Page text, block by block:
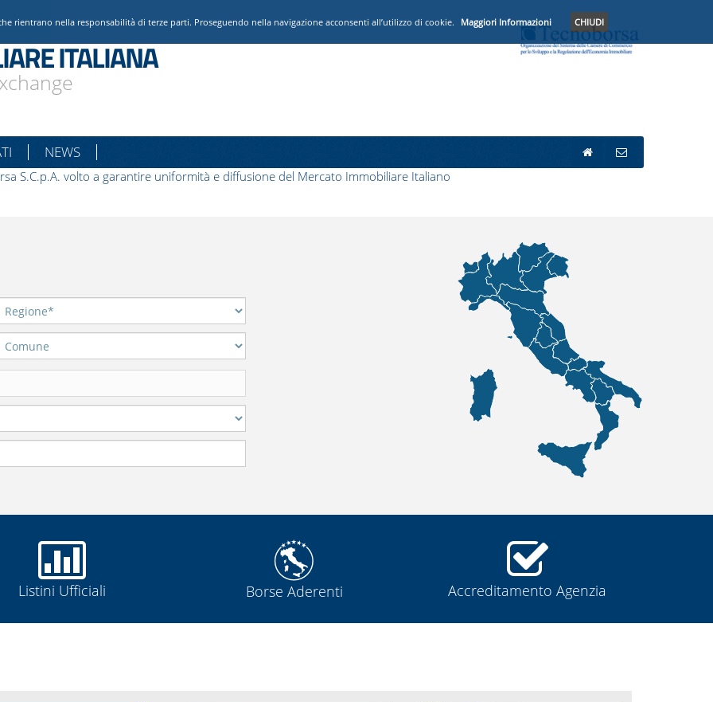
ITALIANA
NEWS
S.C.p.A. volto a garantire uniformità e diffusione del Mercato Immobiliare Italiano
Listini Ufficiali Borse Aderenti Accreditamento Agenzia
rientrano nella responsabilità di terze parti. Proseguendo nella navigazione acconsenti all’utilizzo di cookie. Maggiori Informazioni CHIUDI